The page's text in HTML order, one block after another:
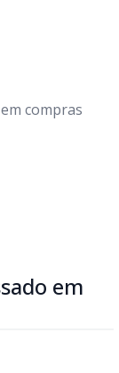
compras
em